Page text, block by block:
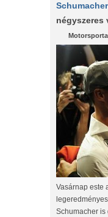
négyszeres
Vasárnap este
Schumacher is